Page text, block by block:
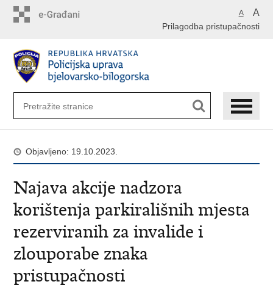
A A
Prilagodba pristupačnosti
Objavljeno: 19.10.2023.
Najava akcije nadzora
korištenja parkirališnih mjesta
rezerviranih za invalide i
zlouporabe znaka
pristupačnosti